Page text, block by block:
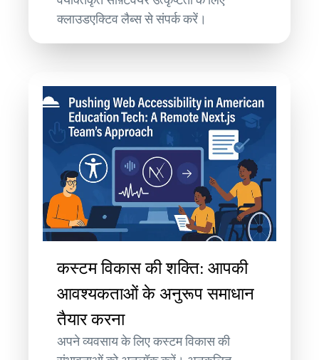
क्लाउडएक्टिव लैब्स से संपर्क करें।
कस्टम विकास की शक्ति: आपकी
आवश्यकताओं के अनुरूप समाधान
तैयार करना
अपने व्यवसाय के लिए कस्टम विकास की